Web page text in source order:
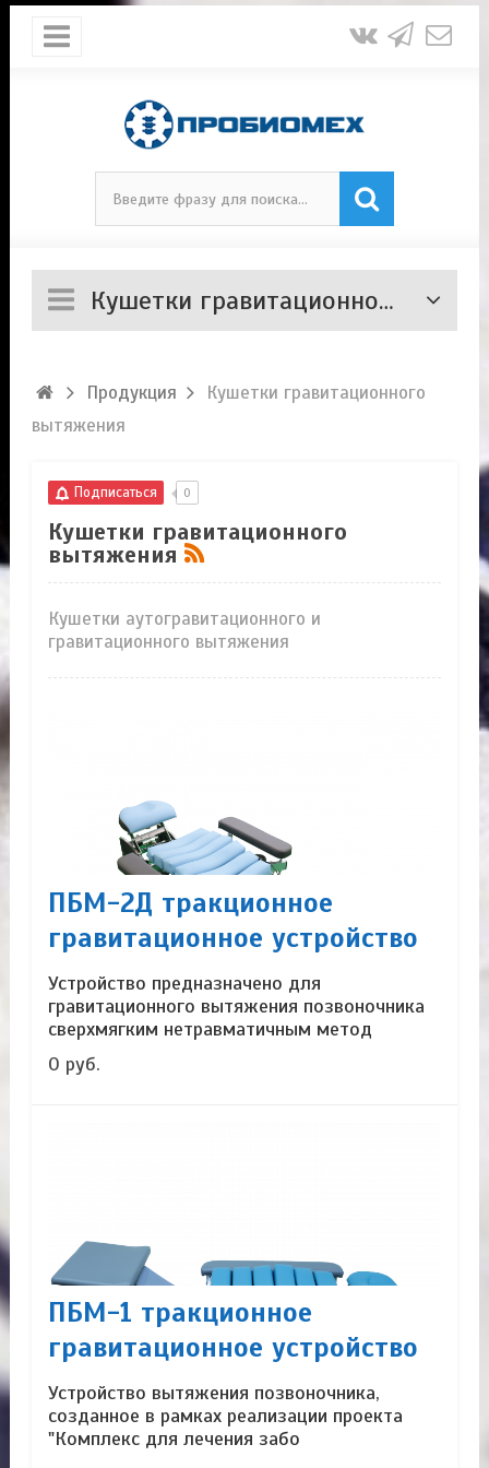
Кушетки гравитационного вытяжения
Продукция
Кушетки гравитационного
вытяжения
Подписаться 0
Кушетки гравитационного
вытяжения
Кушетки аутогравитационного и
гравитационного вытяжения
ПБМ-2Д тракционное
гравитационное устройство
Устройство предназначено для
гравитационного вытяжения позвоночника
сверхмягким нетравматичным метод
0 руб.
ПБМ-1 тракционное
гравитационное устройство
Устройство вытяжения позвоночника,
созданное в рамках реализации проекта
"Комплекс для лечения забо